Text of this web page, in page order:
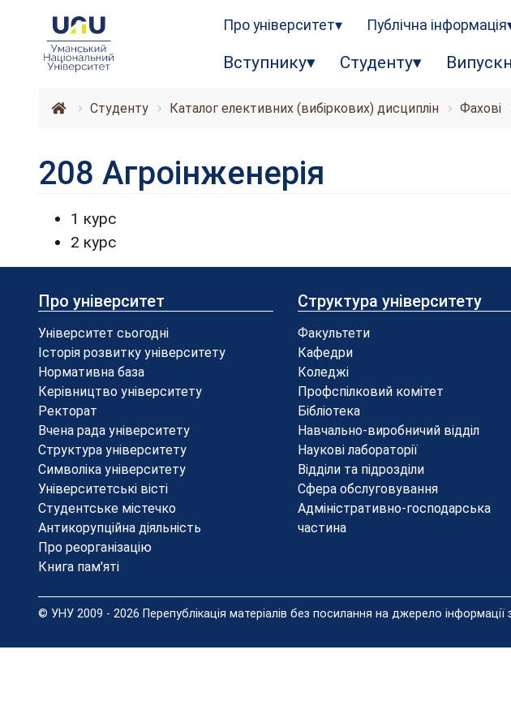
Про університет Публічна інформація
Вступнику Студенту
Студенту Каталог елективних (вибіркових) дисциплін Фахові
208 Агроінженерія
1 курс
2 курс
Про університет
Університет сьогодні
Історія розвитку університету
Нормативна база
Керівництво університету
Ректорат
Вчена рада університету
Структура університету
Символіка університету
Університетські вісті
Студентське містечко
Антикорупційна діяльність
Про реорганізацію
Книга пам'яті
Структура університету
Факультети
Кафедри
Коледжі
Профспілковий комітет
Бібліотека
Навчально-виробничий відділ
Наукові лабораторії
Відділи та підрозділи
Сфера обслуговування
Адміністративно-господарська
частина
© УНУ 2009 - 2026 Перепублікація матеріалів без посилання на джерело інформації